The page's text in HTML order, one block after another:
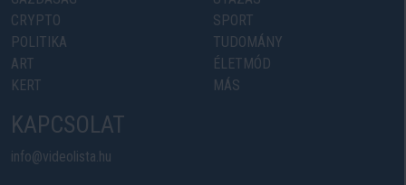
CRYPTO
POLITIKA
ART
KERT
SPORT
TUDOMÁNY
ÉLETMÓD
MÁS
KAPCSOLAT
info@videolista.hu